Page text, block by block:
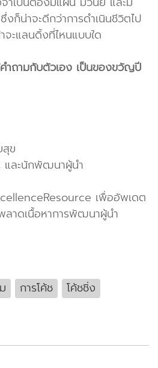
ก็น่าจะดีกว่าการดำเนินชีวิตไป
จะแลนดิ้งที่ไหนแบบใด
คำถามกับตัวเอง เป็นของขวัญปี
ข
และนักพัฒนาผู้นำ
เพื่ออัพเดต
าดเนื้อหาการพัฒนาผู้นำ
การโค้ช
โค้ชชิ่ง